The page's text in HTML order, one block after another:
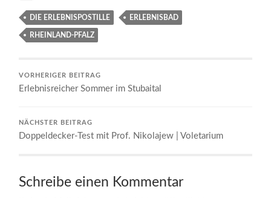
DIE ERLEBNISPOSTILLE ERLEBNISBAD
RHEINLAND-PFALZ
VORHERIGER BEITRAG
Erlebnisreicher Sommer im Stubaital
NÄCHSTER BEITRAG
Doppeldecker-Test mit Prof. Nikolajew | Voletarium
Schreibe einen Kommentar